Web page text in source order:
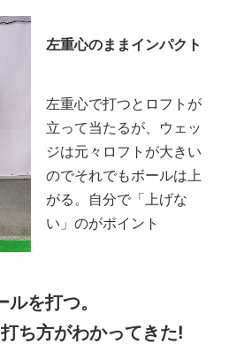
左重心のままインパクト
左重心で打つとロフトが
立って当たるが、ウェッ
ジは元々ロフトが大きい
のでそれでもボールは上
がる。自分で「上げな
い」のがポイント
を打つ。
ち方がわかってきた!